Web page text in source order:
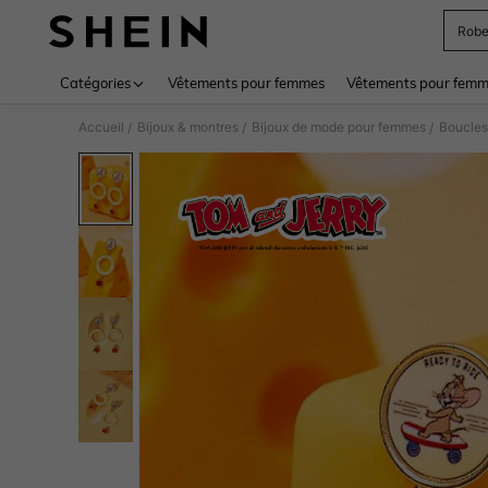
Robe
Catégories Vêtements pour femmes Vêtements pour
Accueil / Bijoux & montres / Bijoux de mode pour femmes /